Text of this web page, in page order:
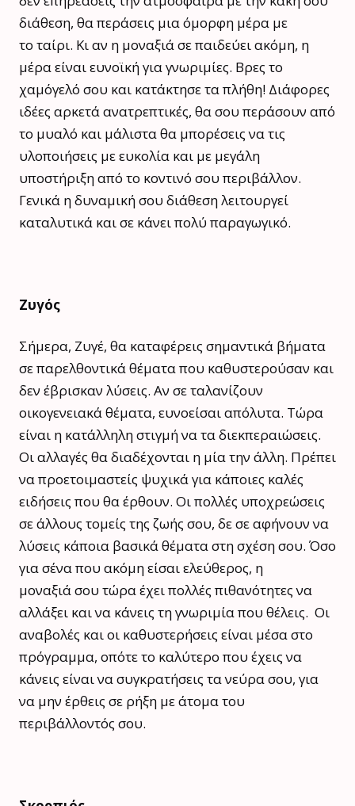
διάθεση, θα περάσεις μια όμορφη μέρα με
το ταίρι. Κι αν η μοναξιά σε παιδεύει ακόμη, η
μέρα είναι ευνοϊκή για γνωριμίες. Βρες το
χαμόγελό σου και κατάκτησε τα πλήθη! Διάφορες
ιδέες αρκετά ανατρεπτικές, θα σου περάσουν από
το μυαλό και μάλιστα θα μπορέσεις να τις
υλοποιήσεις με ευκολία και με μεγάλη
υποστήριξη από το κοντινό σου περιβάλλον.
Γενικά η δυναμική σου διάθεση λειτουργεί
καταλυτικά και σε κάνει πολύ παραγωγικό.
Ζυγός
Σήμερα, Ζυγέ, θα καταφέρεις σημαντικά βήματα
σε παρελθοντικά θέματα που καθυστερούσαν και
δεν έβρισκαν λύσεις. Αν σε ταλανίζουν
οικογενειακά θέματα, ευνοείσαι απόλυτα. Τώρα
είναι η κατάλληλη στιγμή να τα διεκπεραιώσεις.
Οι αλλαγές θα διαδέχονται η μία την άλλη. Πρέπει
να προετοιμαστείς ψυχικά για κάποιες καλές
ειδήσεις που θα έρθουν. Οι πολλές υποχρεώσεις
σε άλλους τομείς της ζωής σου, δε σε αφήνουν να
λύσεις κάποια βασικά θέματα στη σχέση σου. Όσο
για σένα που ακόμη είσαι ελεύθερος, η
μοναξιά σου τώρα έχει πολλές πιθανότητες να
αλλάξει και να κάνεις τη γνωριμία που θέλεις. Οι
αναβολές και οι καθυστερήσεις είναι μέσα στο
πρόγραμμα, οπότε το καλύτερο που έχεις να
κάνεις είναι να συγκρατήσεις τα νεύρα σου, για
να μην έρθεις σε ρήξη με άτομα του
περιβάλλοντός σου.